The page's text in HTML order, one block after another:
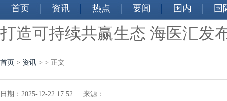
首页 资讯 热点 要闻 国内 国
打造可持续共赢生态 海医汇发
首页 > 资讯 > > 正文
日期：2025-12-22 17:52 来源：